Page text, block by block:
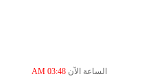
الساعة الآن 03:48 AM